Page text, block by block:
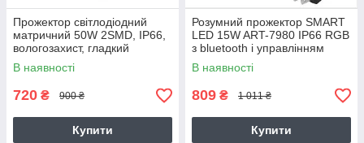
Прожектор світлодіодний
матричний 50W 2SMD, IP66,
вологозахист, гладкий
рефлектор-8
В наявності
720 ₴ 900 ₴
Купити
Розумний прожектор SMART
LED 15W ART-7980 IP66 RGB
з bluetooth і управлінням
через додаток
В наявності
809 ₴ 1 011 ₴
Купити